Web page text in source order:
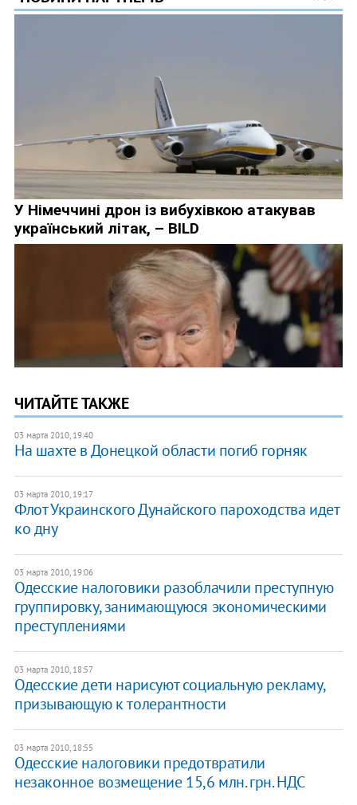
ЧИТАЙТЕ ТАКЖЕ
03 марта 2010, 19:40
На шахте в Донецкой области погиб горняк
03 марта 2010, 19:17
Флот Украинского Дунайского пароходства идет
ко дну
03 марта 2010, 19:06
Одесские налоговики разоблачили преступную
группировку, занимающуюся экономическими
преступлениями
03 марта 2010, 18:57
Одесские дети нарисуют социальную рекламу,
призывающую к толерантности
03 марта 2010, 18:55
Одесские налоговики предотвратили
незаконное возмещение 15,6 млн. грн. НДС